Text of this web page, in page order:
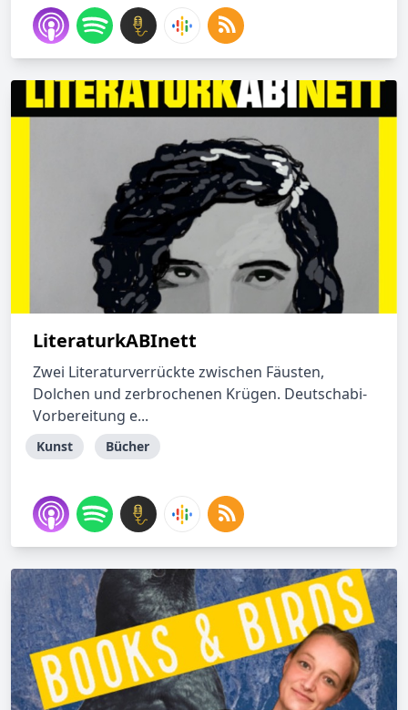
LiteraturkABInett
Zwei Literaturverrückte zwischen Fäusten,
Dolchen und zerbrochenen Krügen. Deutschabi-
Vorbereitung e...
Kunst Bücher